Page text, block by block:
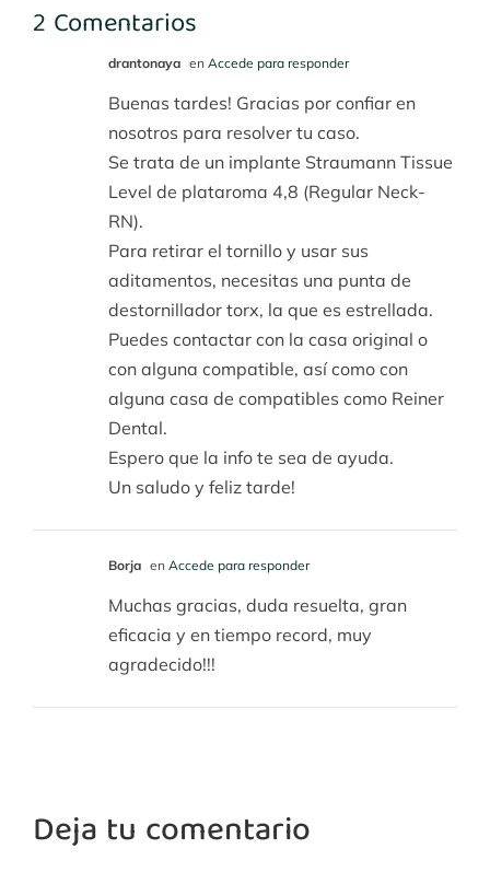
2 Comentarios
drantonaya en Accede para responder
Buenas tardes! Gracias por confiar en
nosotros para resolver tu caso.
Se trata de un implante Straumann Tissue
Level de plataroma 4,8 (Regular Neck-
RN).
Para retirar el tornillo y usar sus
aditamentos, necesitas una punta de
destornillador torx, la que es estrellada.
Puedes contactar con la casa original o
con alguna compatible, así como con
alguna casa de compatibles como Reiner
Dental.
Espero que la info te sea de ayuda.
Un saludo y feliz tarde!
Borja en Accede para responder
Muchas gracias, duda resuelta, gran
eficacia y en tiempo record, muy
agradecido!!!
Deja tu comentario